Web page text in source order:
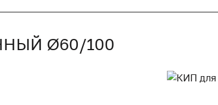
Ø60/100